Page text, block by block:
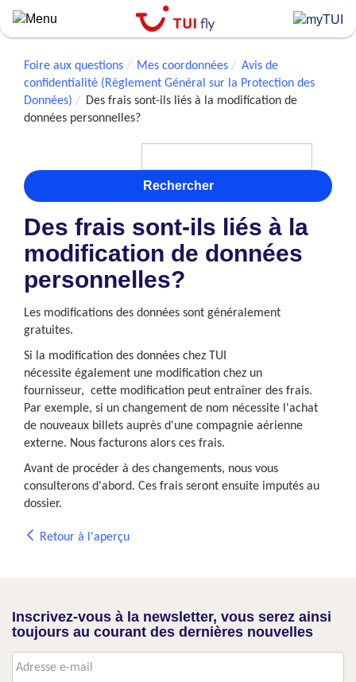
Skip
to
contentFoire aux questions Mes coordonnées
Avis de
confidentialité (Règlement Général sur la Protection des
Données)
Des frais sont-ils liés à la modification de
données personnelles?
Rechercher
Des frais sont-ils liés à la
modification de données
personnelles?
Les modifications des données sont généralement
gratuites.
Si la modification des données chez TUI
nécessite également une modification chez un
fournisseur, cette modification peut entraîner des frais.
Par exemple, si un changement de nom nécessite l'achat
de nouveaux billets auprès d'une compagnie aérienne
externe. Nous facturons alors ces frais.
Avant de procéder à des changements, nous vous
consulterons d'abord. Ces frais seront ensuite imputés au
dossier.
Retour à l'aperçu
Inscrivez-vous à la newsletter, vous serez ainsi
toujours au courant des dernières nouvelles